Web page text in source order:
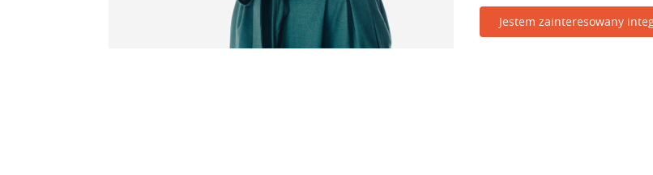
Jestem zainteresowany